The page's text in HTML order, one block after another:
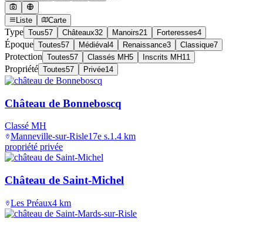
Liste Carte
Type Tous57 Châteaux32 Manoirs21 Forteresses4
Époque Toutes57 Médiéval 4 Renaissance3 Classique7
Protection Toutes57 Classés MH5 Inscrits MH11
Propriété Toutes57 Privée14
Château de Bonneboscq
Classé MH
Manneville-sur-Risle17e s.1.4 km
propriété privée
Château de Saint-Michel
Les Préaux4 km